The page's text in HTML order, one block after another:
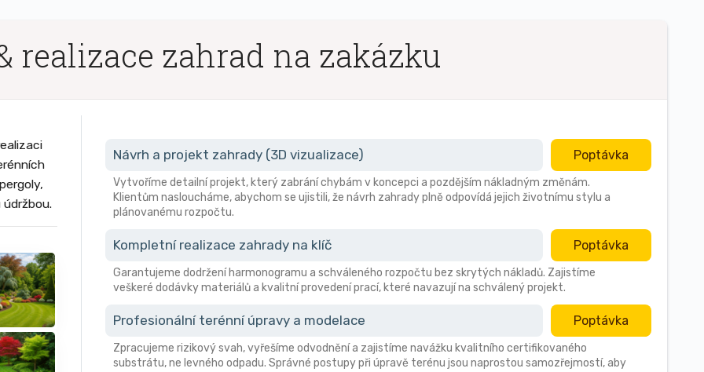
realizace zahrad na zakázku
Návrh a projekt zahrady (3D vizualizace) Poptávka
Vytvoříme detailní projekt, který zabrání chybám v koncepci a pozdějším nákladným změnám.
Klientům nasloucháme, abychom se ujistili, že návrh zahrady plně odpovídá jejich životnímu stylu a
plánovanému rozpočtu.
Kompletní realizace zahrady na klíč Poptávka
Garantujeme dodržení harmonogramu a schváleného rozpočtu bez skrytých nákladů. Zajistíme
veškeré dodávky materiálů a kvalitní provedení prací, které navazují na schválený projekt.
Profesionální terénní úpravy a modelace Poptávka
Zpracujeme rizikový svah, vyřešíme odvodnění a zajistíme navážku kvalitního certifikovaného
substrátu, ne levného odpadu. Správné postupy při úpravě terénu jsou naprostou samozřejmostí, aby